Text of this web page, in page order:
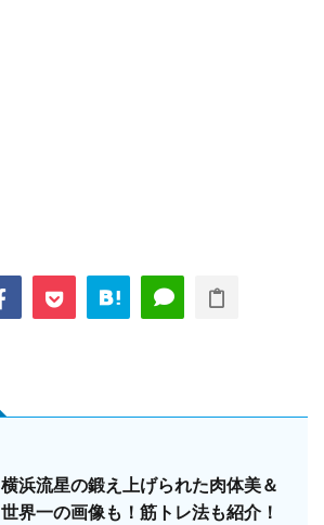
横浜流星の鍛え上げられた肉体美＆
世界一の画像も！筋トレ法も紹介！